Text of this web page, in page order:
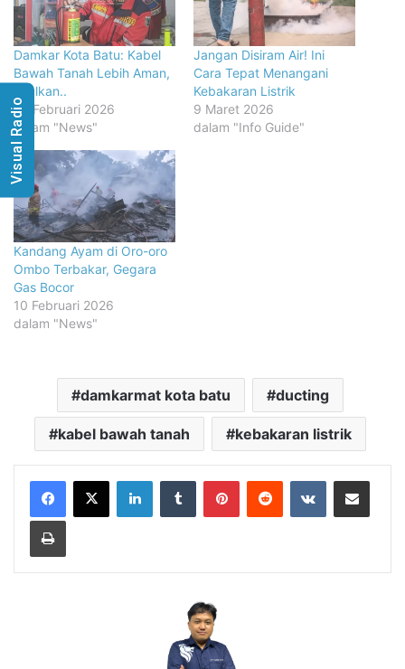
Damkar Kota Batu: Kabel
Bawah Tanah Lebih Aman,
Asalkan..
26 Februari 2026
dalam "News"
Jangan Disiram Air! Ini
Cara Tepat Menangani
Kebakaran Listrik
9 Maret 2026
dalam "Info Guide"
Kandang Ayam di Oro-oro
Ombo Terbakar, Gegara
Gas Bocor
10 Februari 2026
dalam "News"
damkarmat kota batu ducting
kabel bawah tanah kebakaran listrik
LinkedInTumblr PinterestReddit VKontakteShare via Email
Print
Visual Radio